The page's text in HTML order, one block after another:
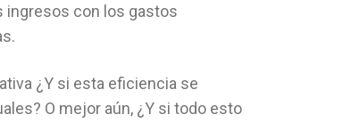
ingresos con los gastos
¿Y si esta eficiencia se
O mejor aún, ¿Y si todo esto